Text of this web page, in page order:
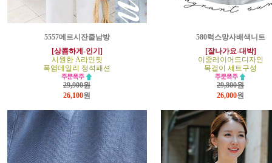
5557메르시잔줄남방
[상콤하게-인기]
시원한 A라인핏
폭염데일리 정석패션
29,900원
26,100원
580럭스망사배색니트
[잘나가요-대박]
이중레이어드디자인
목걸이 세트구성
29,800원
26,000원